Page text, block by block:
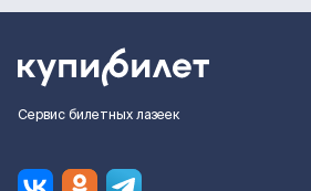
Сервис билетных лазеек